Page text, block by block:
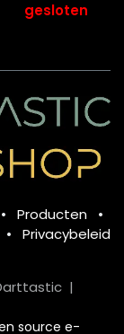
gesloten
• Producten
•
• Privacybeleid
|
source e-